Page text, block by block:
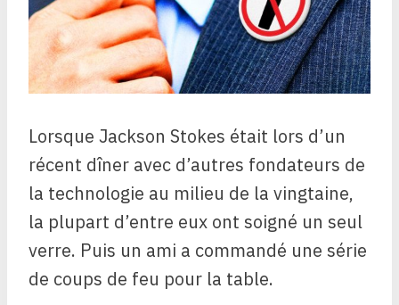
Lorsque Jackson Stokes était lors d’un
récent dîner avec d’autres fondateurs de
la technologie au milieu de la vingtaine,
la plupart d’entre eux ont soigné un seul
verre. Puis un ami a commandé une série
de coups de feu pour la table.